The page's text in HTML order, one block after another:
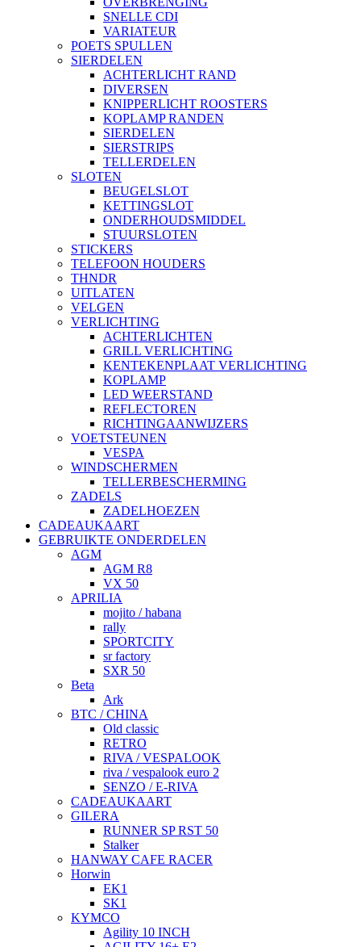
SNELLE CDI
VARIATEUR
POETS SPULLEN
SIERDELEN
ACHTERLICHT RAND
DIVERSEN
KNIPPERLICHT ROOSTERS
KOPLAMP RANDEN
SIERDELEN
SIERSTRIPS
TELLERDELEN
SLOTEN
BEUGELSLOT
KETTINGSLOT
ONDERHOUDSMIDDEL
STUURSLOTEN
STICKERS
TELEFOON HOUDERS
THNDR
UITLATEN
VELGEN
VERLICHTING
ACHTERLICHTEN
GRILL VERLICHTING
KENTEKENPLAAT VERLICHTING
KOPLAMP
LED WEERSTAND
REFLECTOREN
RICHTINGAANWIJZERS
VOETSTEUNEN
VESPA
WINDSCHERMEN
TELLERBESCHERMING
ZADELS
ZADELHOEZEN
CADEAUKAART
GEBRUIKTE ONDERDELEN
AGM
AGM R8
VX 50
APRILIA
mojito / habana
rally
SPORTCITY
sr factory
SXR 50
Beta
Ark
BTC / CHINA
Old classic
RETRO
RIVA / VESPALOOK
riva / vespalook euro 2
SENZO / E-RIVA
CADEAUKAART
GILERA
RUNNER SP RST 50
Stalker
HANWAY CAFE RACER
Horwin
EK1
SK1
KYMCO
Agility 10 INCH